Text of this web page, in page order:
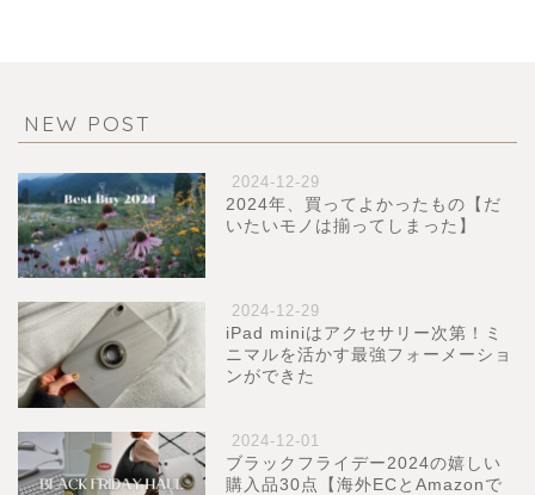
NEW POST
2024-12-29
2024年、買ってよかったもの【だ
いたいモノは揃ってしまった】
2024-12-29
iPad miniはアクセサリー次第！ミ
ニマルを活かす最強フォーメーショ
ンができた
2024-12-01
ブラックフライデー2024の嬉しい
購入品30点【海外ECとAmazonで